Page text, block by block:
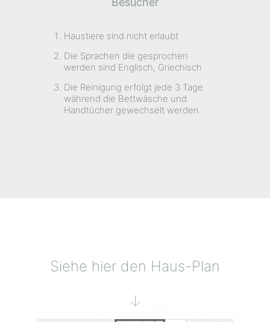
Haustiere sind nicht erlaubt
Die Sprachen die gesprochen
werden sind Englisch, Griechisch
Die Reinigung erfolgt jede 3 Tage
während die Bettwäsche und
Handtücher gewechselt werden.
Siehe hier den Haus-Plan